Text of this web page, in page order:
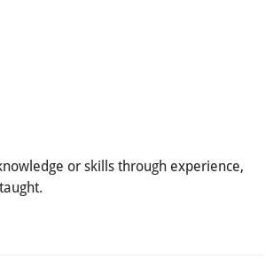
or skills through experience,